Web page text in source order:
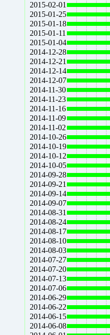
2015-02-01
2015-01-25
2015-01-18
2015-01-11
2015-01-04
2014-12-28
2014-12-21
2014-12-14
2014-12-07
2014-11-30
2014-11-23
2014-11-16
2014-11-09
2014-11-02
2014-10-26
2014-10-19
2014-10-12
2014-10-05
2014-09-28
2014-09-21
2014-09-14
2014-09-07
2014-08-31
2014-08-24
2014-08-17
2014-08-10
2014-08-03
2014-07-27
2014-07-20
2014-07-13
2014-07-06
2014-06-29
2014-06-22
2014-06-15
2014-06-08